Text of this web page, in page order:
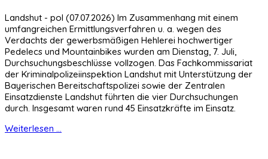
Landshut - pol (07.07.2026) Im Zusammenhang mit einem
umfangreichen Ermittlungsverfahren u. a. wegen des
Verdachts der gewerbsmäßigen Hehlerei hochwertiger
Pedelecs und Mountainbikes wurden am Dienstag, 7. Juli,
Durchsuchungsbeschlüsse vollzogen. Das Fachkommissariat
der Kriminalpolizeiinspektion Landshut mit Unterstützung der
Bayerischen Bereitschaftspolizei sowie der Zentralen
Einsatzdienste Landshut führten die vier Durchsuchungen
durch. Insgesamt waren rund 45 Einsatzkräfte im Einsatz.
Weiterlesen ...